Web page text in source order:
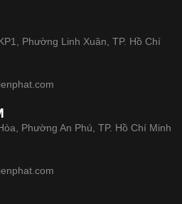
Phường Linh Xuân, TP. Hồ Chí
Phường An Phú, TP. Hồ Chí Minh